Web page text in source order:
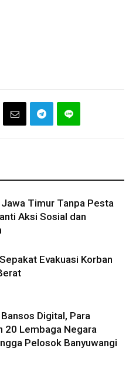
Timur Tanpa Pesta
Aksi Sosial dan
Evakuasi Korban
Digital, Para
20 Lembaga Negara
Pelosok Banyuwangi